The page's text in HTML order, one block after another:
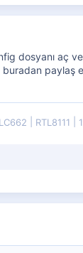
dosyanı aç
paylaş
RTL8111